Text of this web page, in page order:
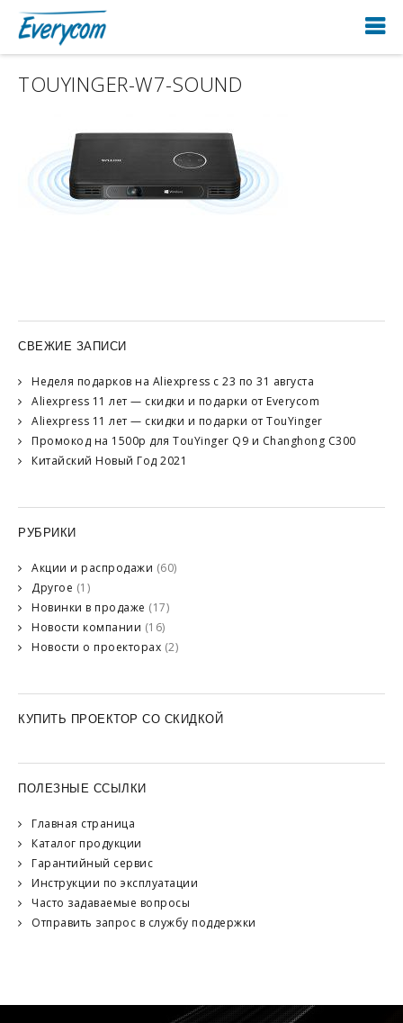
TOUYINGER-W7-SOUND
СВЕЖИЕ ЗАПИСИ
Неделя подарков на Aliexpress с 23 по 31 августа
Aliexpress 11 лет — скидки и подарки от Everycom
Aliexpress 11 лет — скидки и подарки от TouYinger
Промокод на 1500р для TouYinger Q9 и Changhong C300
Китайский Новый Год 2021
РУБРИКИ
Акции и распродажи (60)
Другое (1)
Новинки в продаже (17)
Новости компании (16)
Новости о проекторах (2)
КУПИТЬ ПРОЕКТОР СО СКИДКОЙ
ПОЛЕЗНЫЕ ССЫЛКИ
Главная страница
Каталог продукции
Гарантийный сервис
Инструкции по эксплуатации
Часто задаваемые вопросы
Отправить запрос в службу поддержки